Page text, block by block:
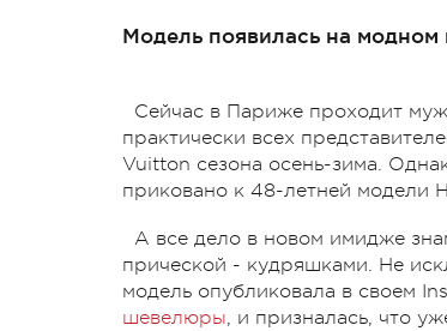
Модель появилась на модном
Сейчас в Париже проходит
практически всех
Vuitton сезона осень-зима.
приковано к 48-летней модели
А все дело в новом имидже
прической - кудряшками. Не
модель опубликовала в своем
шевелюры, и призналась, что